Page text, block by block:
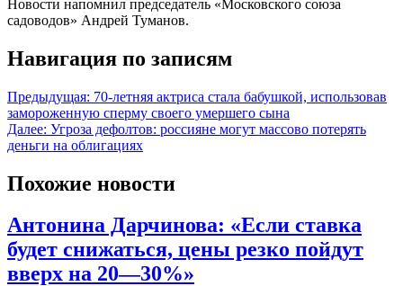
Новости напомнил председатель «Московского союза
садоводов» Андрей Туманов.
Навигация по записям
Предыдущая: 70-летняя актриса стала бабушкой, использовав
замороженную сперму своего умершего сына
Далее: Угроза дефолтов: россияне могут массово потерять
деньги на облигациях
Похожие новости
Антонина Дарчинова: «Если ставка
будет снижаться, цены резко пойдут
вверх на 20—30%»